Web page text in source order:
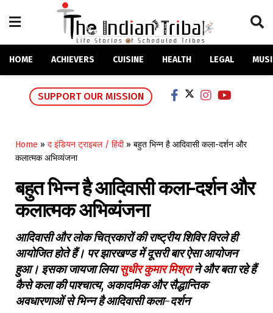
HOME ACHIEVERS CUISINE HEALTH LEGAL
SUPPORT OUR MISSION
Home » द इंडियन ट्राइबल / हिंदी» बहुत भिन्न है आदिवासी कला-दर्शन और
कलात्मक अभिव्यंजना
बहुत भिन्न है आदिवासी कला-दर्शन और
कलात्मक अभिव्यंजना
आदिवासी और लोक चित्रकारों की राष्ट्रीय शिविर विरले ही
आयोजित होते हैं। पर झारखण्ड में दूसरी बार ऐसा आयोजन
हुआ। इसका जायजा लियासुधीर कुमार मिश्राने और बता रहे हैं
कैसे कला की पाश्चात्य, अकादमिक और सैद्धान्तिक
अवधारणाओं से भिन्न है आदिवासी कला-दर्शन